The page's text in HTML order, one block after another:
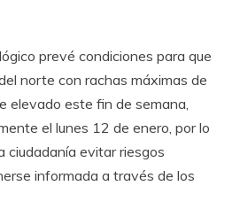
prevé condiciones para que
norte con rachas máximas de
elevado este fin de semana,
el lunes 12 de enero, por lo
ciudadanía evitar riesgos
informada a través de los